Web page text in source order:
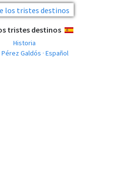
tristes destinos ESPAÑOL
Historia
Galdós · Español